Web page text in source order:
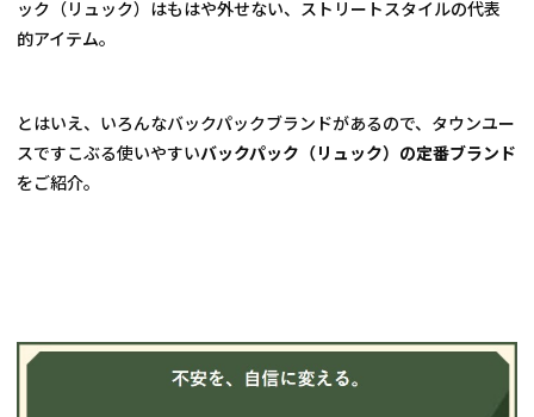
ック（リュック）はもはや外せない、ストリートスタイルの代表
的アイテム。
とはいえ、いろんなバックパックブランドがあるので、タウンユー
スですこぶる使いやすいバックパック（リュック）の定番ブランド
をご紹介。